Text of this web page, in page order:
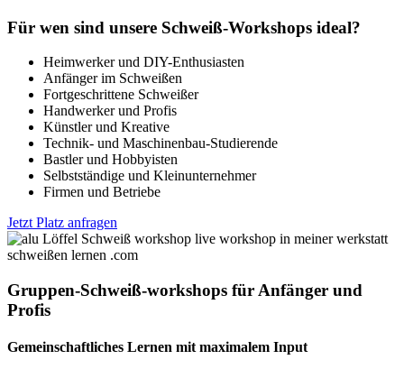
Für wen sind unsere Schweiß-Workshops ideal?
Heimwerker und DIY-Enthusiasten
Anfänger im Schweißen
Fortgeschrittene Schweißer
Handwerker und Profis
Künstler und Kreative
Technik- und Maschinenbau-Studierende
Bastler und Hobbyisten
Selbstständige und Kleinunternehmer
Firmen und Betriebe
Jetzt Platz anfragen
Gruppen-Schweiß-workshops für Anfänger und
Profis
Gemeinschaftliches Lernen mit maximalem Input